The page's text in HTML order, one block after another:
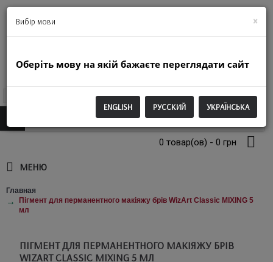
0 товар(ов) - 0 грн
МЕНЮ
Главная
Пігмент для перманентного макіяжу брів WizArt Classic MIXING 5
мл
ПІГМЕНТ ДЛЯ ПЕРМАНЕНТНОГО МАКІЯЖУ БРІВ
WIZART CLASSIC MIXING 5 МЛ
Вибір мови ×
Оберіть мову на якій бажаєте переглядати сайт
ENGLISH РУССКИЙ УКРАЇНСЬКА